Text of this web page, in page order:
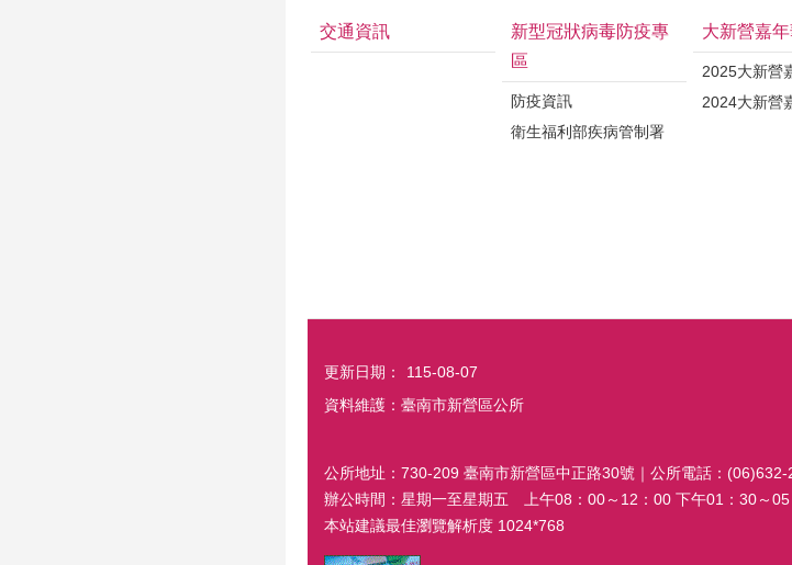
交通資訊
新型冠狀病毒防疫專
區
防疫資訊
衛生福利部疾病管制署
大新營嘉
2025大新營
2024大新營
更新日期：
115-08-07
資料維護：臺南市新營區公所
公所地址：730-209 臺南市新營區中正路30號｜公所電話：(06)632-
辦公時間：星期一至星期五 上午08：00～12：00 下午01：30～
本站建議最佳瀏覽解析度 1024*768